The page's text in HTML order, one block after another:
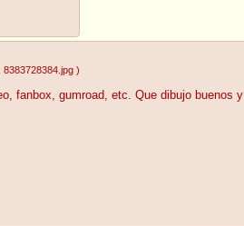
, 8383728384.jpg )
fanbox, gumroad, etc. Que dibujo buenos y